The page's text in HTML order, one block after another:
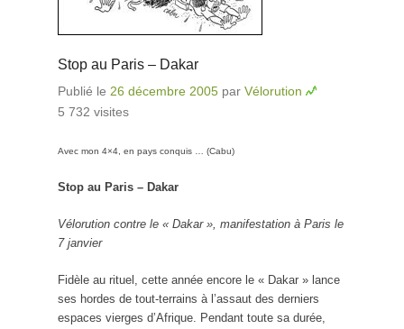
Stop au Paris – Dakar
Publié le 26 décembre 2005 par Vélorution
5 732 visites
Avec mon 4×4, en pays conquis … (Cabu)
Stop au Paris – Dakar
Vélorution contre le « Dakar », manifestation à Paris le
7 janvier
Fidèle au rituel, cette année encore le « Dakar » lance
ses hordes de tout-terrains à l’assaut des derniers
espaces vierges d’Afrique. Pendant toute sa durée,